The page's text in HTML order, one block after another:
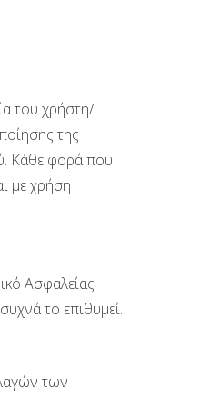
του χρήστη/
της
Κάθε φορά που
με χρήση
Ασφαλείας
το επιθυμεί.
των